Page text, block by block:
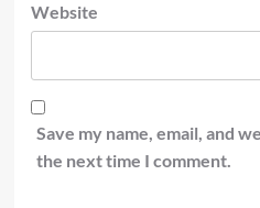
Website
Save my name, email, and
the next time I comment.